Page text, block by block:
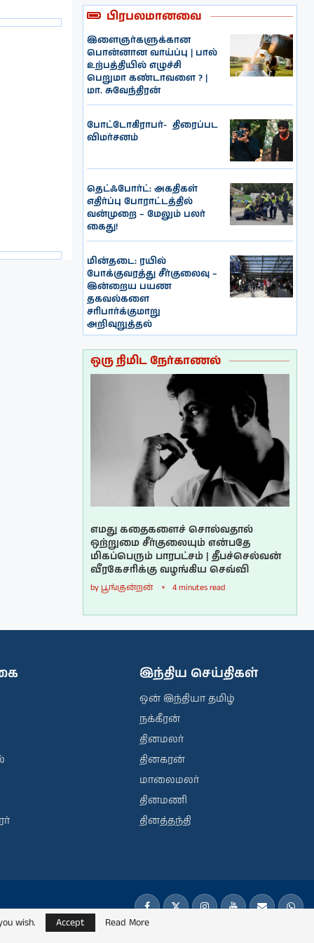
பிரபலமானவை
இளைஞர்களுக்கான
பொன்னான வாய்ப்பு | பால்
உற்பத்தியில் எழுச்சி
பெறுமா கண்டாவளை ? |
மா. சுவேந்திரன்
போட்டோகிராபர்- ‌ திரைப்பட
விமர்சனம்
தெட்ஃபோர்ட்: அகதிகள்
எதிர்ப்பு போராட்டத்தில்
வன்முறை – மேலும் பலர்
கைது!
மின்தடை: ரயில்
போக்குவரத்து சீர்குலைவு –
இன்றைய பயண
தகவல்களை
சரிபார்க்குமாறு
அறிவுறுத்தல்
ஒரு நிமிட நேர்காணல்
எமது கதைகளைச் சொல்வதால்
ஒற்றுமை சீர்குலையும் என்பதே
மிகப்பெரும் பாரபட்சம் | தீபச்செல்வன்
வீரகேசரிக்கு வழங்கிய செவ்வி
by பூங்குன்றன் 4 minutes read
இந்திய செய்திகள்
ஒன் இந்தியா தமிழ்
நக்கீரன்
தினமலர்
தினகரன்
மாலைமலர்
தினமணி
தினத்தந்தி
wish. Accept Read More